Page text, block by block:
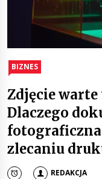
BIZNES
Zdjęcie
Dlaczego
zlecaniu
REDAKCJA